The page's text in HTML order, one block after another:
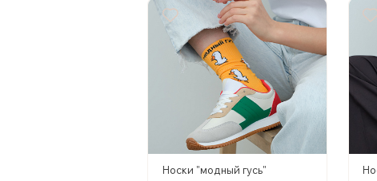
Носки "модный гусь"